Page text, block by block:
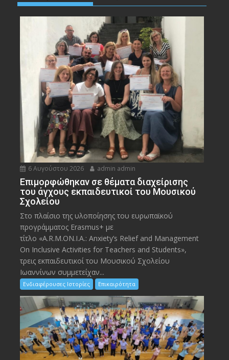
6 Αυγούστου 2026 admin admin
Eπιμορφώθηκαν σε θέματα διαχείρισης
του άγχους εκπαιδευτικοί του Μουσικού
Σχολείου
Στο πλαίσιο της υλοποίησης του ευρωπαϊκού
προγράμματος Erasmus+ με
τίτλο «A.R.M.ON.I.A.: Anxiety’s Relief and Management
On Inclusive Activities for Teachers and Students»,
τρεις εκπαιδευτικοί του Μουσικού Σχολείου
Ιωαννίνων συμμετείχαν...
Ενδιαφέρουσες Ιστορίες Επικαιρότητα